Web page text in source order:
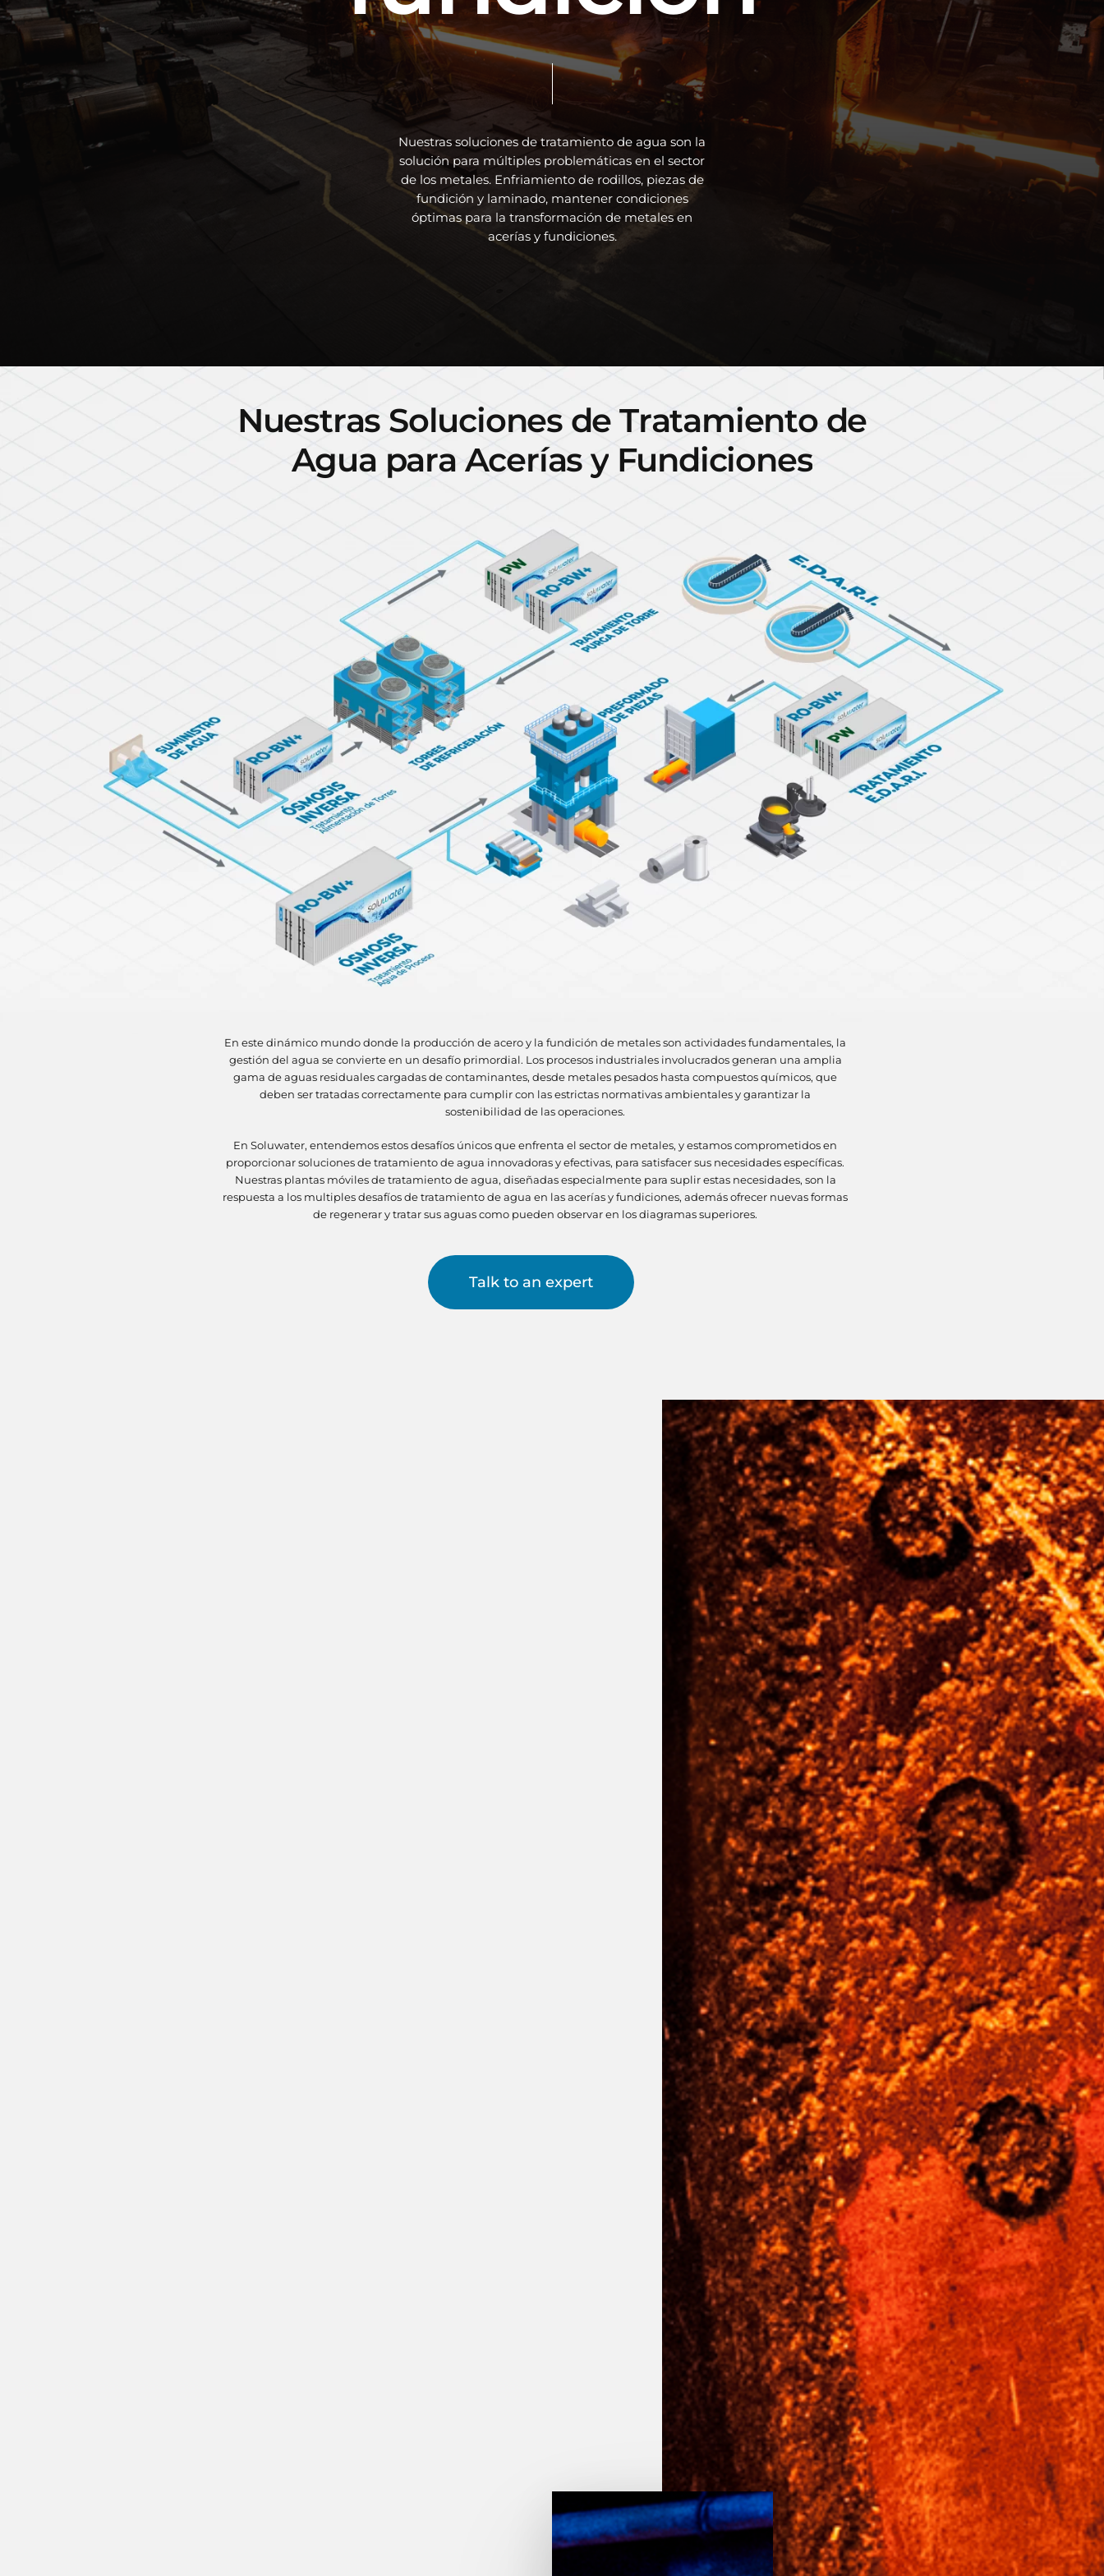
Nuestras soluciones de tratamiento de agua son la
solución para múltiples problemáticas en el sector
de los metales. Enfriamiento de rodillos, piezas de
fundición y laminado, mantener condiciones
óptimas para la transformación de metales en
acerías y fundiciones.
Nuestras Soluciones de Tratamiento de
Agua para Acerías y Fundiciones
En este dinámico mundo donde la producción de acero y la fundición de metales son actividades fundamentales, la
gestión del agua se convierte en un desafío primordial. Los procesos industriales involucrados generan una amplia
gama de aguas residuales cargadas de contaminantes, desde metales pesados hasta compuestos químicos, que
deben ser tratadas correctamente para cumplir con las estrictas normativas ambientales y garantizar la
sostenibilidad de las operaciones.
En Soluwater, entendemos estos desafíos únicos que enfrenta el sector de metales, y estamos comprometidos en
proporcionar soluciones de tratamiento de agua innovadoras y efectivas, para satisfacer sus necesidades específicas.
Nuestras plantas móviles de tratamiento de agua, diseñadas especialmente para suplir estas necesidades, son la
respuesta a los multiples desafíos de tratamiento de agua en las acerías y fundiciones, además ofrecer nuevas formas
de regenerar y tratar sus aguas como pueden observar en los diagramas superiores.
Talk to an expert